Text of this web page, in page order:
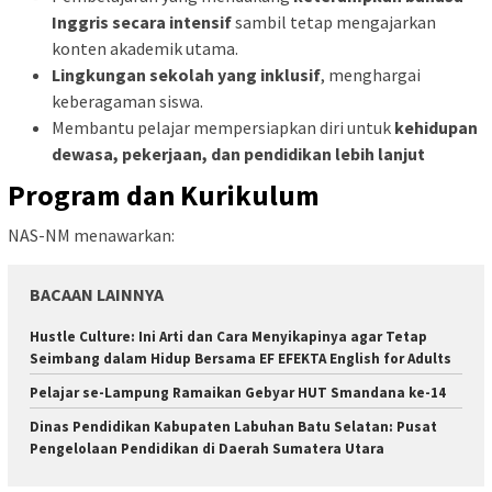
Inggris secara intensifsambil tetap mengajarkan
konten akademik utama.
Lingkungan sekolah yang inklusif, menghargai
keberagaman siswa.
Membantu pelajar mempersiapkan diri untuk kehidupan
dewasa, pekerjaan, dan pendidikan lebih lanjut
Program dan Kurikulum
NAS-NM menawarkan:
BACAAN LAINNYA
Hustle Culture: Ini Arti dan Cara Menyikapinya agar Tetap
Seimbang dalam Hidup Bersama EF EFEKTA English for Adults
Pelajar se-Lampung Ramaikan Gebyar HUT Smandana ke-14
Dinas Pendidikan Kabupaten Labuhan Batu Selatan: Pusat
Pengelolaan Pendidikan di Daerah Sumatera Utara